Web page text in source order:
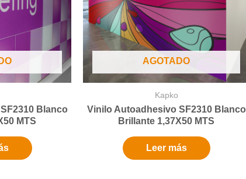
Blanco
MTS
AGOTADO
Kapko
Vinilo Autoadhesivo SF2310 Blanco
Brillante 1,37X50 MTS
Leer más